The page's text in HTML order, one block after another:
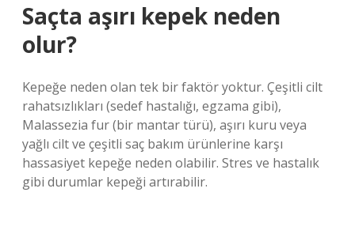
Saçta aşırı kepek neden
olur?
Kepeğe neden olan tek bir faktör yoktur. Çeşitli cilt
rahatsızlıkları (sedef hastalığı, egzama gibi),
Malassezia fur (bir mantar türü), aşırı kuru veya
yağlı cilt ve çeşitli saç bakım ürünlerine karşı
hassasiyet kepeğe neden olabilir. Stres ve hastalık
gibi durumlar kepeği artırabilir.